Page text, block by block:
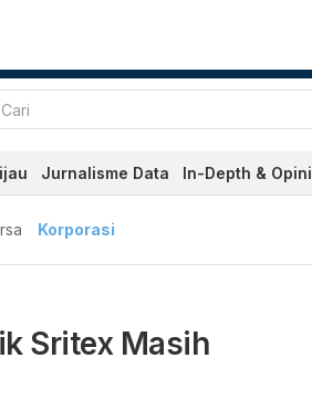
Jurnalisme Data In-Depth & Opini
Korporasi
Sritex Masih